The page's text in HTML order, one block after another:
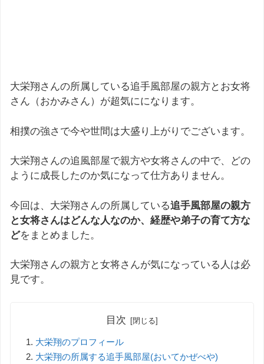
大栄翔さんの所属している追手風部屋の親方とお女将
さん（おかみさん）が超気にになります。
相撲の強さで今や世間は大盛り上がりでございます。
大栄翔さんの追風部屋で親方や女将さんの中で、どの
ように成長したのか気になって仕方ありません。
今回は、大栄翔さんの所属している追手風部屋の親方
と女将さんはどんな人なのか、経歴や弟子の育て方な
どをまとめました。
大栄翔さんの親方と女将さんが気になっている人は必
見です。
目次
大栄翔のプロフィール
大栄翔の所属する追手風部屋(おいてかぜべや)